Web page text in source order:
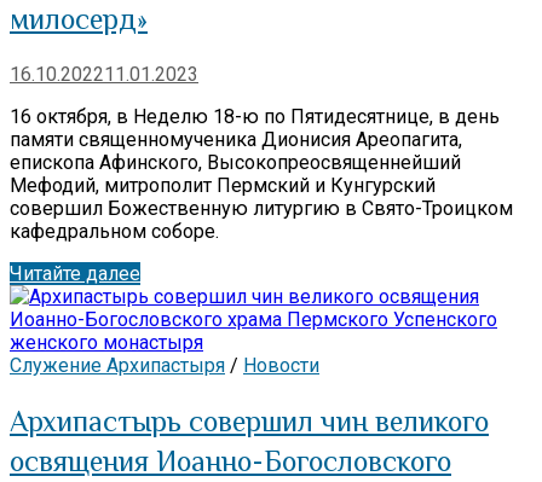
милосерд»
16.10.202211.01.2023
16 октября, в Неделю 18-ю по Пятидесятнице, в день
памяти священномученика Дионисия Ареопагита,
епископа Афинского, Высокопреосвященнейший
Мефодий, митрополит Пермский и Кунгурский
совершил Божественную литургию в Свято-Троицком
кафедральном соборе.
Читайте далее
Служение Архипастыря / Новости
Архипастырь совершил чин великого
освящения Иоанно-Богословского